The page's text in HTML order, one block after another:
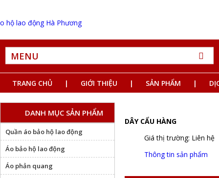
MENU
TRANG CHỦ GIỚI THIỆU SẢN PHẨM
DÂY CẨU HÀNG
Giá thị trường: Liên hệ
Thông tin sản phẩm
DANH MỤC SẢN PHẨM
Quần áo bảo hộ lao động
Áo bảo hộ lao động
Áo phản quang